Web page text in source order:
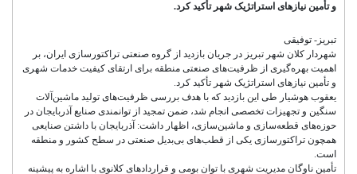
و تأمین نیازهای استراتژیک شهر تأکید کرد.
تبریز- توفیقی
شهردار کلان شهر تبریز در جریان بازدید از گروه صنعتی تراکتورسازی ایران، بر
اهمیت بهره‌گیری از ظرفیت‌های صنعتی منطقه برای ارتقای کیفیت خدمات شهری
و تأمین نیازهای استراتژیک شهر تأکید کرد.
یعقوب هوشیار طی این بازدید که با هدف بررسی ظرفیت‌های تولید ماشین‌آلات
سنگین و تجهیزات تخصصی انجام شد، ضمن تمجید از توانمندی صنایع آذربایجان در
حوزه‌های قطعه‌سازی و ماشین‌سازی، اظهار داشت: آذربایجان با داشتن صنایعی
همچون تراکتورسازی یکی از قطب‌های بی‌بدیل صنعتی در سطح کشور و منطقه
است.
تأمین ناوگان مدیریت شهری با توان بومی و قراردادهای کلانوی با اشاره به پیشینه